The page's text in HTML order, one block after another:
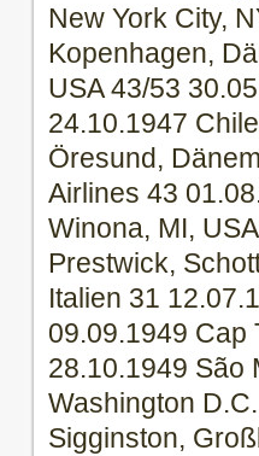
New York City,
Kopenhagen,
USA 43/53
24.10.1947
Öresund,
Airlines 43
Winona, MI,
Prestwick,
Italien 31
09.09.1949 Cap
28.10.1949 São
Washington
Sigginston,